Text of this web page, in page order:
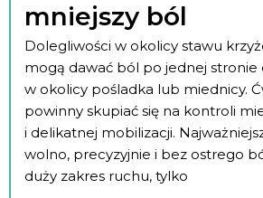
mniejszy ból
Dolegliwości w okolicy stawu
mogą dawać ból po jednej
w okolicy pośladka lub miednicy.
powinny skupiać się na kontroli
i delikatnej mobilizacji.
wolno, precyzyjnie i bez ostrego
duży zakres ruchu, tylko